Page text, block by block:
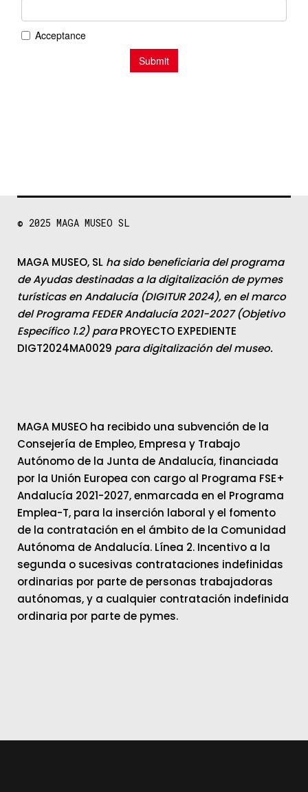
© 2025 MAGA MUSEO SL
MAGA MUSEO, SL ha sido beneficiaria del programa
de Ayudas destinadas a la digitalización de pymes
turísticas en Andalucía (DIGITUR 2024), en el marco
del Programa FEDER Andalucía 2021-2027 (Objetivo
Específico 1.2) paraPROYECTO EXPEDIENTE
DIGT2024MA0029 para digitalización del museo.
MAGA MUSEO ha recibido una subvención de la
Consejería de Empleo, Empresa y Trabajo
Autónomo de la Junta de Andalucía, financiada
por la Unión Europea con cargo al Programa FSE+
Andalucía 2021-2027, enmarcada en el Programa
Emplea-T, para la inserción laboral y el fomento
de la contratación en el ámbito de la Comunidad
Autónoma de Andalucía. Línea 2. Incentivo a la
segunda o sucesivas contrataciones indefinidas
ordinarias por parte de personas trabajadoras
autónomas, y a cualquier contratación indefinida
ordinaria por parte de pymes.